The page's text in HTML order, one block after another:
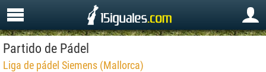
Partido de Pádel
Liga de pádel Siemens (Mallorca)